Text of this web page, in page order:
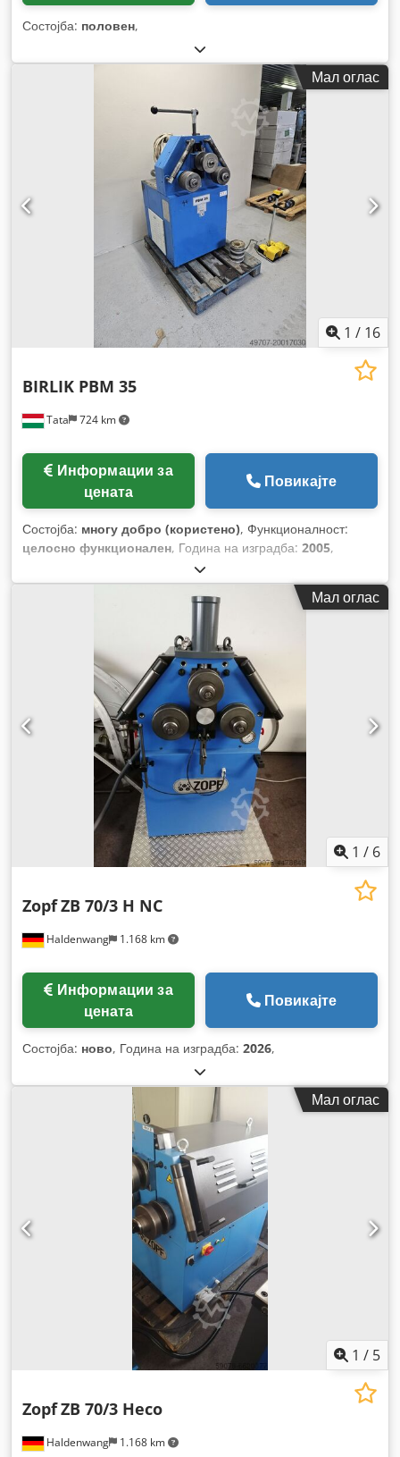
Состојба: половен,
Мал оглас
1 / 16
Tata 724 km
BIRLIK PBM 35
цената
Повикајте
Состојба: многу добро (користено), Функционалност:
целосно функционален, Година на изградба: 2005,
Мал оглас
1 / 6
Haldenwang 1.168 km
ZopfZB 70/3 H NC
цената
Повикајте
Состојба: ново, Година на изградба: 2026,
Мал оглас
1 / 5
Haldenwang 1.168 km
ZopfZB 70/3 Heco